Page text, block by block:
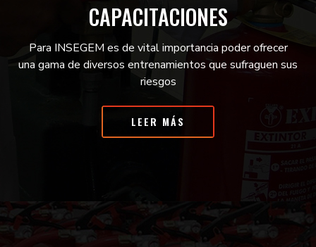
CAPACITACIONES
Para INSEGEM es de vital importancia poder ofrecer
una gama de diversos entrenamientos que sufraguen sus
riesgos
LEER MÁS